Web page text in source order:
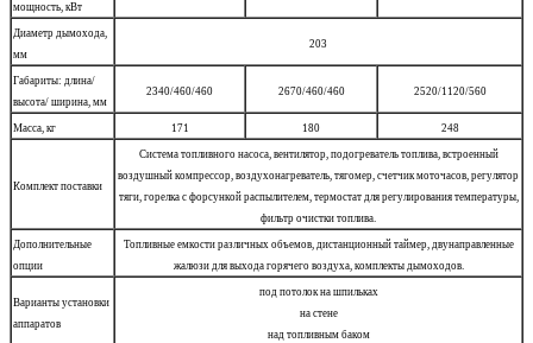
мощность, кВт
Диаметр дымохода,
мм
203
Габариты: длина/
высота/ ширина, мм
2340/460/460 2670/460/460 2520/1120/560
Масса, кг 171 180 248
Комплект поставки
Система топливного насоса, вентилятор, подогреватель топлива, встроенный
воздушный компрессор, воздухонагреватель, тягомер, счетчик моточасов, регулятор
тяги, горелка с форсункой распылителем, термостат для регулирования температуры,
фильтр очистки топлива.
Дополнительные
опции
Топливные емкости различных объемов, дистанционный таймер, двунаправленные
жалюзи для выхода горячего воздуха, комплекты дымоходов.
Варианты установки
аппаратов
под потолок на шпильках
на стене
над топливным баком